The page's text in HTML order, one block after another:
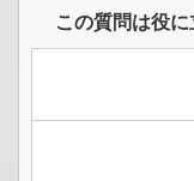
この質問は役